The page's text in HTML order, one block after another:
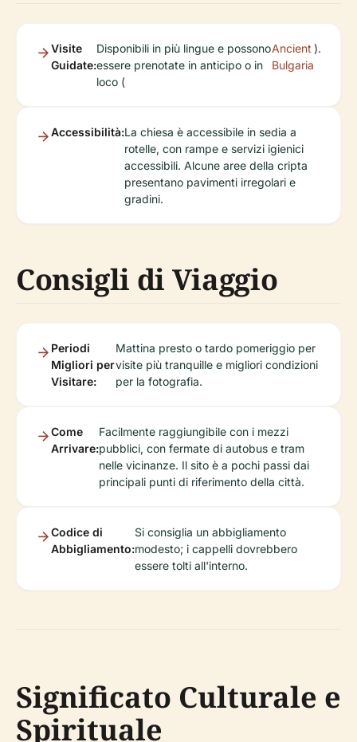
Visite
Guidate:
Disponibili in più lingue e possono
essere prenotate in anticipo o in
loco (
Ancient
Bulgaria
).
Accessibilità:La chiesa è accessibile in sedia a
rotelle, con rampe e servizi igienici
accessibili. Alcune aree della cripta
presentano pavimenti irregolari e
gradini.
Consigli di Viaggio
Periodi
Migliori per
Visitare:
Mattina presto o tardo pomeriggio per
visite più tranquille e migliori condizioni
per la fotografia.
Come
Arrivare:
Facilmente raggiungibile con i mezzi
pubblici, con fermate di autobus e tram
nelle vicinanze. Il sito è a pochi passi dai
principali punti di riferimento della città.
Codice di
Abbigliamento:
Si consiglia un abbigliamento
modesto; i cappelli dovrebbero
essere tolti all'interno.
Significato Culturale e
Spirituale